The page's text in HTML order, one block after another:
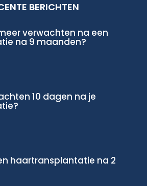
BERICHTEN
verwachten na een
na 9 maanden?
10 dagen na je
haartransplantatie na 2